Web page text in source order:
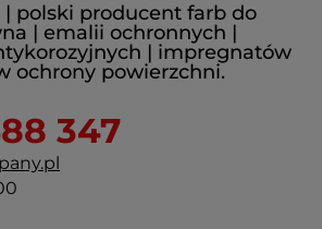
| polski producent farb do
| emalii ochronnych |
| impregnatów
ochrony powierzchni.
347